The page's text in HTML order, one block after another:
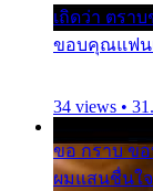
เถิดว่า ตรา
ขอบคุณแฟนเ
34 views •
ขอ กราบ ข
ผมแสนชื่นใจ